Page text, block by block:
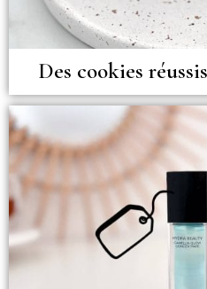
Des cookies